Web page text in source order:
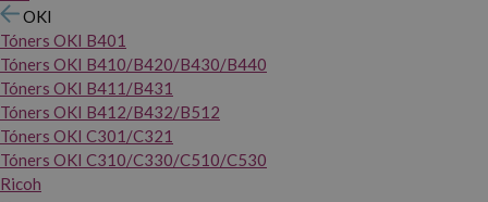
OKI
Tóners OKI B401
Tóners OKI B410/B420/B430/B440
Tóners OKI B411/B431
Tóners OKI B412/B432/B512
Tóners OKI C301/C321
Tóners OKI C310/C330/C510/C530
Ricoh